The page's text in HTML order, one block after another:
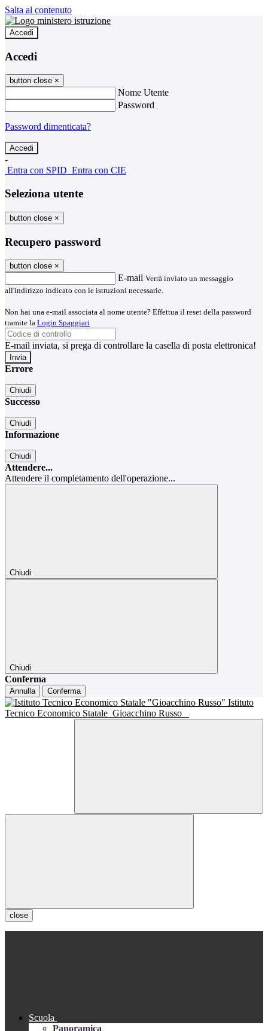
Salta al contenuto
Accedi
Accedi
button close ×
Nome Utente
Password
Password dimenticata?
-
Entra con SPID Entra con CIE
Seleziona utente
button close ×
Recupero password
button close ×
E-mail Verrà inviato un messaggio
all'indirizzo indicato con le istruzioni necessarie.
Non hai una e-mail associata al nome utente? Effettua il reset della password
tramite la Login Spaggiari
E-mail inviata, si prega di controllare la casella di posta elettronica!
Errore
Chiudi
Successo
Chiudi
Informazione
Chiudi
Attendere...
Attendere il completamento dell'operazione...
Chiudi
Chiudi
Conferma
Annulla Conferma
Istituto
Tecnico Economico Statale Gioacchino Russo
close
Scuola
Panoramica